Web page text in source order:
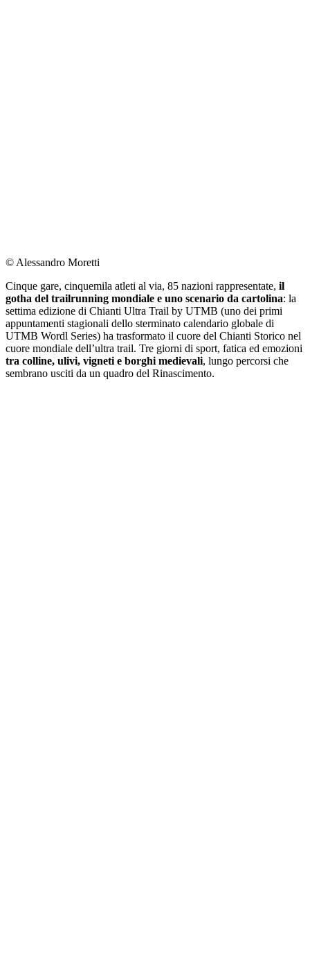
© Alessandro Moretti
Cinque gare, cinquemila atleti al via, 85 nazioni rappresentate, il
gotha del trailrunning mondiale e uno scenario da cartolina: la
settima edizione di Chianti Ultra Trail by UTMB (uno dei primi
appuntamenti stagionali dello sterminato calendario globale di
UTMB Wordl Series) ha trasformato il cuore del Chianti Storico nel
cuore mondiale dell’ultra trail. Tre giorni di sport, fatica ed emozioni
tra colline, ulivi, vigneti e borghi medievali, lungo percorsi che
sembrano usciti da un quadro del Rinascimento.